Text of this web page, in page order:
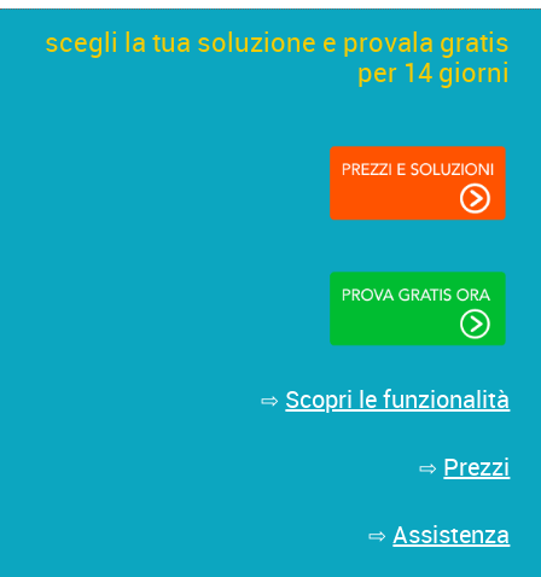
scegli la tua soluzione e provala gratis
per 14 giorni
⇨ Scopri le funzionalità
⇨ Prezzi
⇨ Assistenza